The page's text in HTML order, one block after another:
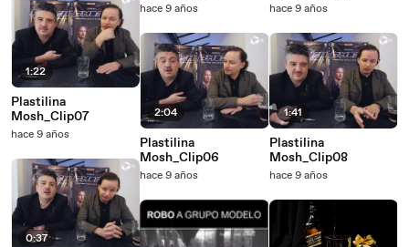
1:22
Plastilina
Mosh_Clip07
hace 9 años
0:37
hace 9 años
2:04
Plastilina
Mosh_Clip06
hace 9 años
hace 9 años
1:41
Plastilina
Mosh_Clip08
hace 9 años